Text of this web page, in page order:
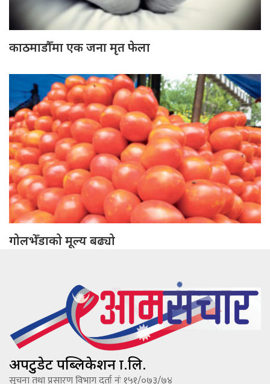
काठमाडौँमा एक जना मृत फेला
गोलभेँडाको मूल्य बढ्यो
अपटुडेट पब्लिकेशन प्रा.लि.
सूचना तथा प्रसारण विभाग दर्ता नंः १५१/०७३/७४